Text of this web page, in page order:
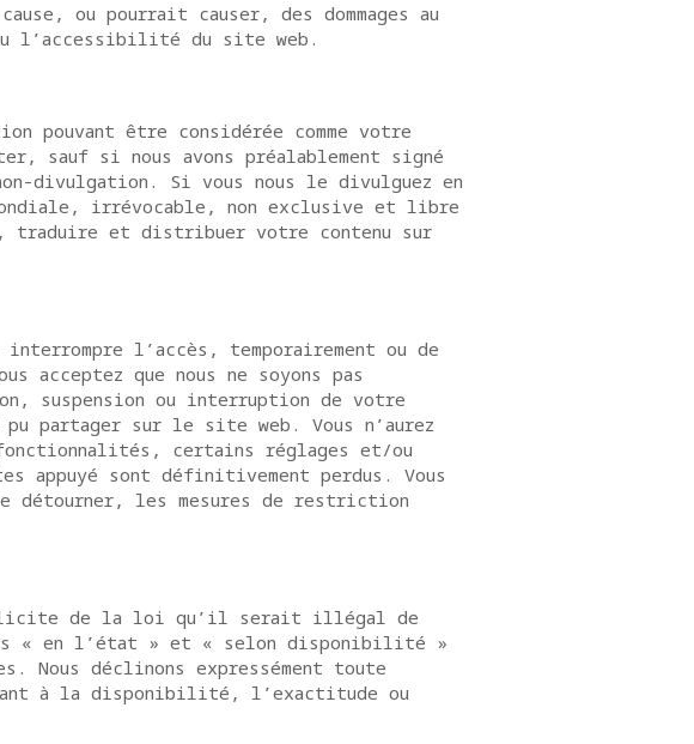
ou pourrait causer, des dommages au
l’accessibilité du site web.
pouvant être considérée comme votre
sauf si nous avons préalablement signé
divulgation. Si vous nous le divulguez en
irrévocable, non exclusive et libre
traduire et distribuer votre contenu sur
l’accès, temporairement ou de
acceptez que nous ne soyons pas
suspension ou interruption de votre
partager sur le site web. Vous n’aurez
fonctionnalités, certains réglages et/ou
appuyé sont définitivement perdus. Vous
détourner, les mesures de restriction
de la loi qu’il serait illégal de
« en l’état » et « selon disponibilité »
Nous déclinons expressément toute
à la disponibilité, l’exactitude ou